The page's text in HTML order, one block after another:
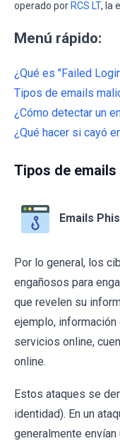
operado por RCS LT, la
Menú rápido:
¿Qué es "Failed
Tipos de emails
¿Cómo detectar un
¿Qué hacer si cayó
Tipos de
Emails
Por lo general, los
engañosos para
que revelen su
ejemplo,
servicios online,
online.
Estos ataques se
identidad). En un
generalmente